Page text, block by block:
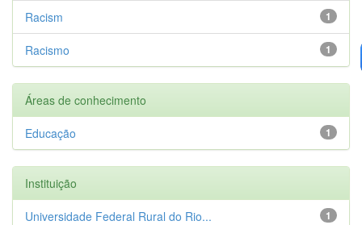
1
Racism
1
Racismo
Áreas de conhecimento
1
Educação
Instituição
1
Universidade Federal Rural do Rio...